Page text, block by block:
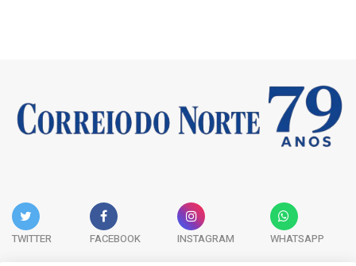
TWITTER FACEBOOK INSTAGRAM WHATSAPP